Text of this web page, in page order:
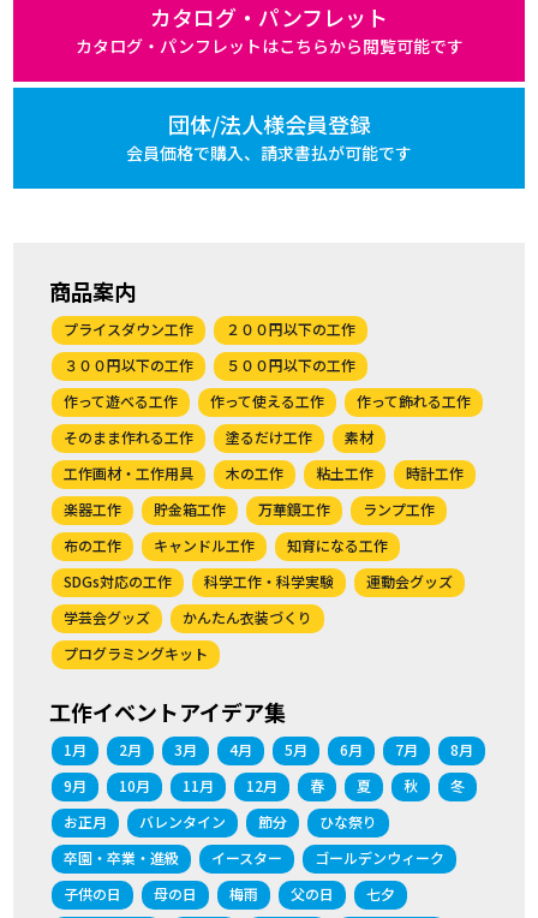
カタログ・パンフレット
カタログ・パンフレットはこちらから閲覧可能です
団体/法人様会員登録
会員価格で購入、 請求書払が可能です
商品案内
プライスダウン工作
２００円以下の工作
３００円以下の工作
５００円以下の工作
作って遊べる工作
作って使える工作
作って飾れる工作
そのまま作れる工作
塗るだけ工作
素材
工作画材・工作用具
木の工作 粘土工作
時計工作
楽器工作
貯金箱工作 万華鏡工作
ランプ工作
布の工作
キャンドル工作
知育になる工作
SDGs対応の工作
科学工作・科学実験
運動会グッズ
学芸会グッズ
かんたん衣装づくり
プログラミングキット
工作イベントアイデア集
1月 2月 3月 4月 5月 6月 7月
8月
9月
10月 11月 12月 春 夏 秋
冬
お正月
バレンタイン 節分
ひな祭り
卒園・卒業・進級
イースター
ゴールデンウィーク
子供の日
母の日 梅雨 父の日
七夕